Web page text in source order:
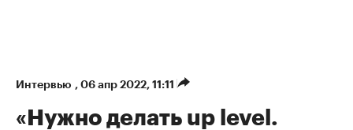
Интервью , 06 апр 2022, 11:11
«Нужно делать up level.